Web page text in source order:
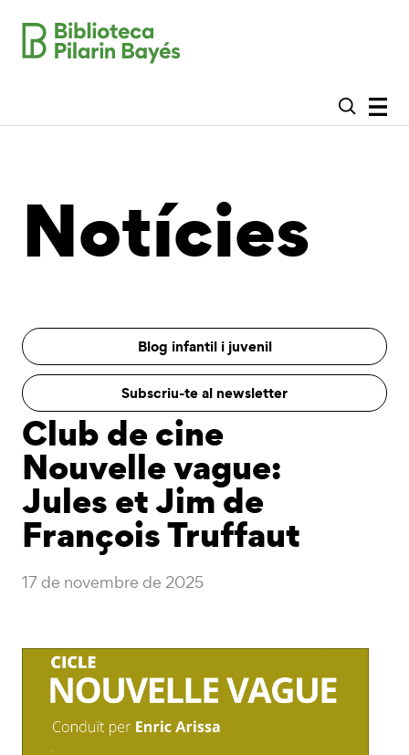
Notícies
Blog infantil i juvenil
Subscriu-te al newsletter
Club de cine
Nouvelle vague:
Jules et Jim de
François Truffaut
17 de novembre de 2025